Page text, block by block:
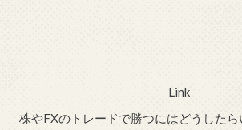
Link
株やFXのトレードで勝つにはどうした